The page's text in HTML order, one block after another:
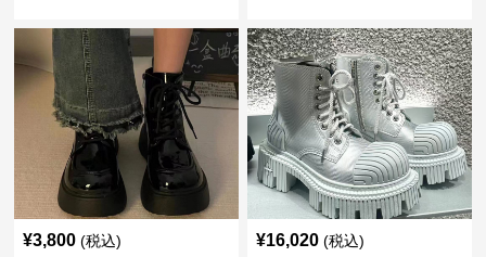
¥3,800 (税込) ¥16,020 (税込)